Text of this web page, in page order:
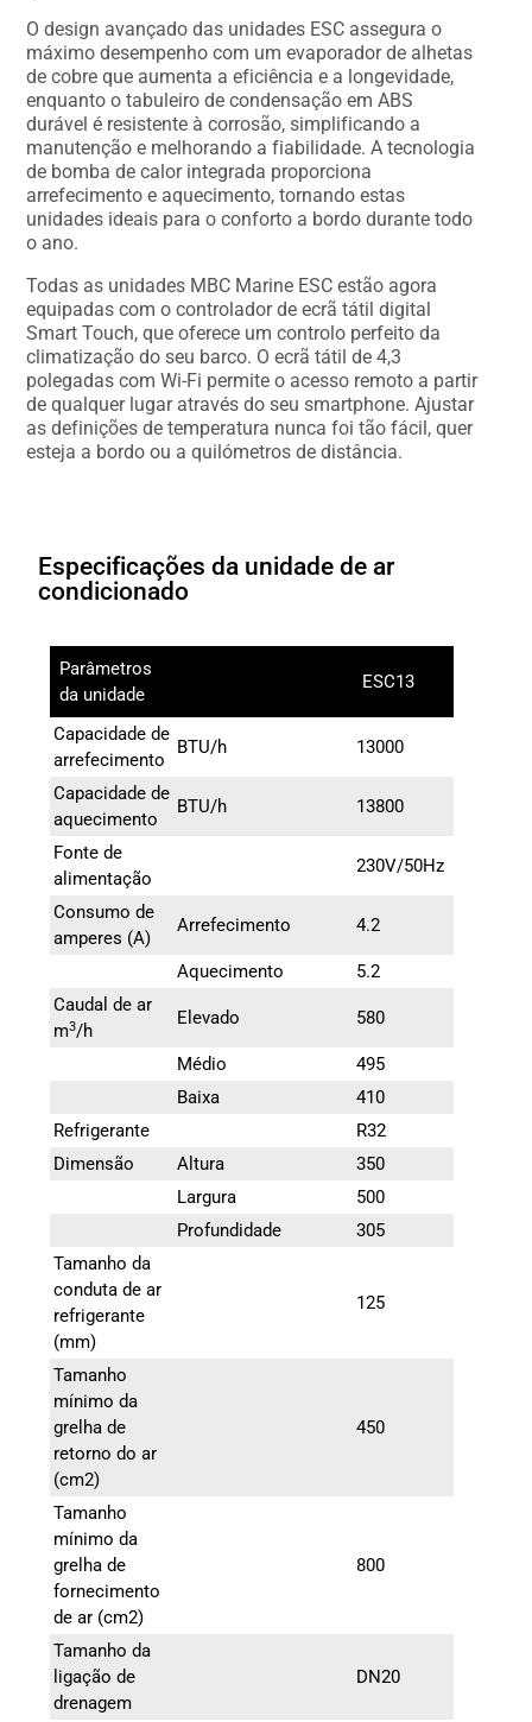
O design avançado das unidades ESC assegura o
máximo desempenho com um evaporador de alhetas
de cobre que aumenta a eficiência e a longevidade,
enquanto o tabuleiro de condensação em ABS
durável é resistente à corrosão, simplificando a
manutenção e melhorando a fiabilidade. A tecnologia
de bomba de calor integrada proporciona
arrefecimento e aquecimento, tornando estas
unidades ideais para o conforto a bordo durante todo
o ano.
Todas as unidades MBC Marine ESC estão agora
equipadas com o controlador de ecrã tátil digital
Smart Touch, que oferece um controlo perfeito da
climatização do seu barco. O ecrã tátil de 4,3
polegadas com Wi-Fi permite o acesso remoto a partir
de qualquer lugar através do seu smartphone. Ajustar
as definições de temperatura nunca foi tão fácil, quer
esteja a bordo ou a quilómetros de distância.
Especificações da unidade de ar
condicionado
Parâmetros
da unidade
ESC13
Capacidade de
arrefecimento
BTU/h 13000
Capacidade de
aquecimento
BTU/h 13800
Fonte de
alimentação
230V/50Hz
Consumo de
amperes (A)
Arrefecimento 4.2
Aquecimento
5.2
Caudal de ar
m3/h
Elevado 580
Médio
495
Baixa
410
Refrigerante
R32
Dimensão
Altura
350
Largura
500
Profundidade
305
Tamanho da
conduta de ar
refrigerante
(mm)
125
Tamanho
mínimo da
grelha de
retorno do ar
(cm2)
450
Tamanho
mínimo da
grelha de
fornecimento
de ar (cm2)
800
Tamanho da
ligação de
drenagem
DN20